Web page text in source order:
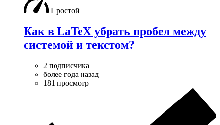
Простой
Как в LaTeX убрать пробел между
системой и текстом?
2 подписчика
более года назад
181 просмотр